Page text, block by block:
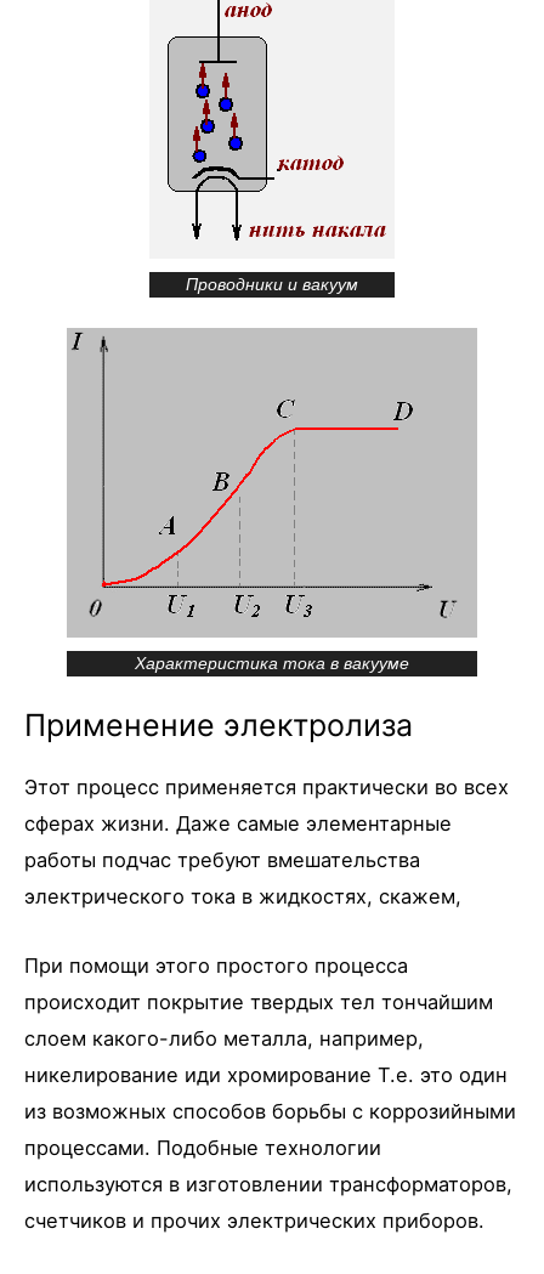
Проводники и вакуум
Характеристика тока в вакууме
Применение электролиза
Этот процесс применяется практически во всех
сферах жизни. Даже самые элементарные
работы подчас требуют вмешательства
электрического тока в жидкостях, скажем,
При помощи этого простого процесса
происходит покрытие твердых тел тончайшим
слоем какого-либо металла, например,
никелирование иди хромирование Т.е. это один
из возможных способов борьбы с коррозийными
процессами. Подобные технологии
используются в изготовлении трансформаторов,
счетчиков и прочих электрических приборов.